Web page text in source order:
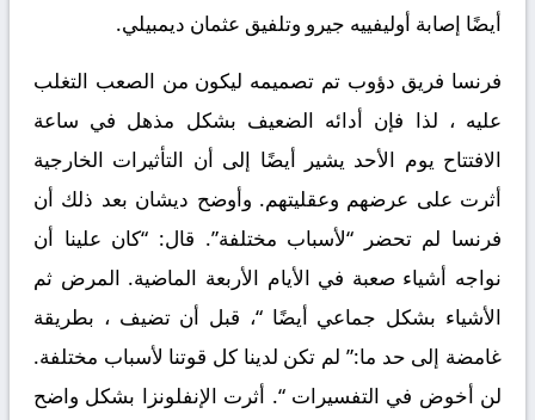
أيضًا إصابة أوليفييه جيرو وتلفيق عثمان ديمبيلي.
فرنسا فريق دؤوب تم تصميمه ليكون من الصعب التغلب
عليه ، لذا فإن أدائه الضعيف بشكل مذهل في ساعة
الافتتاح يوم الأحد يشير أيضًا إلى أن التأثيرات الخارجية
أثرت على عرضهم وعقليتهم. وأوضح ديشان بعد ذلك أن
فرنسا لم تحضر “لأسباب مختلفة”. قال: “كان علينا أن
نواجه أشياء صعبة في الأيام الأربعة الماضية. المرض ثم
الأشياء بشكل جماعي أيضًا “، قبل أن تضيف ، بطريقة
غامضة إلى حد ما:” لم تكن لدينا كل قوتنا لأسباب مختلفة.
لن أخوض في التفسيرات “. أثرت الإنفلونزا بشكل واضح